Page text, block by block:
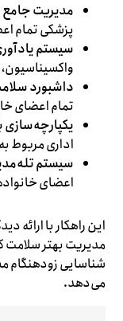
مدیریت جامع
پزشکی تمام
سیستم
داشبورد
تمام اعضای
اداری مربوط
سیستم
اعضای
مدیریت بهتر سلامت
شناسایی زودهنگام
می‌دهد.